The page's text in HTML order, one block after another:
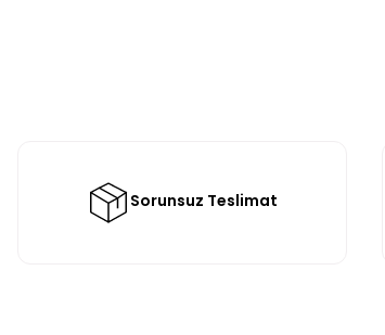
Sorunsuz Teslimat